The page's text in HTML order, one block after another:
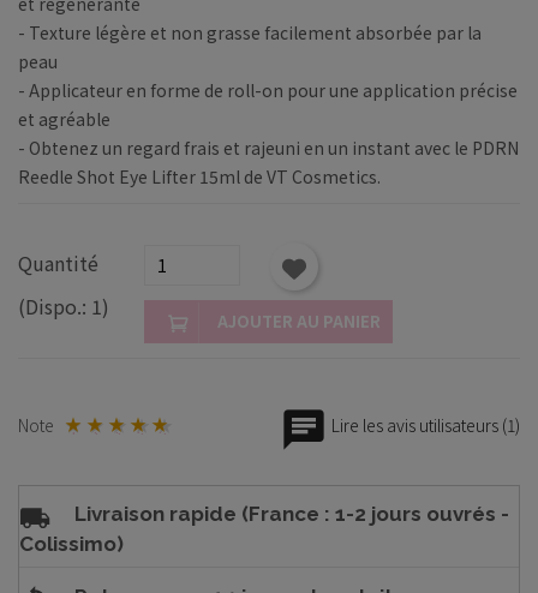
- Texture légère et non grasse facilement absorbée par la
peau
- Applicateur en forme de roll-on pour une application précise
et agréable
- Obtenez un regard frais et rajeuni en un instant avec le PDRN
Reedle Shot Eye Lifter 15ml de VT Cosmetics.
Quantité
(Dispo.: 1)
AJOUTER AU PANIER
Note Lire les avis utilisateurs (1)
Livraison rapide (France : 1-2 jours ouvrés -
Colissimo)